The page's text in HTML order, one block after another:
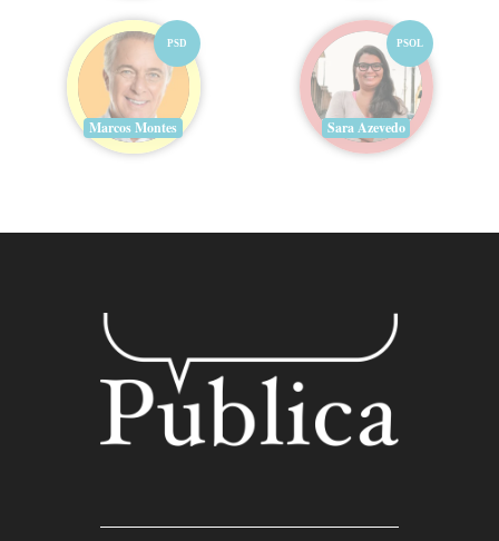
PSD
Marcos Montes
PSOL
Sara Azevedo